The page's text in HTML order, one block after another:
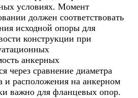
условиях. Момент
должен соответствовать
исходной опоры для
конструкции при
анкерных
через сравнение диаметра
и расположения на анкерном
важно для фланцевых опор.